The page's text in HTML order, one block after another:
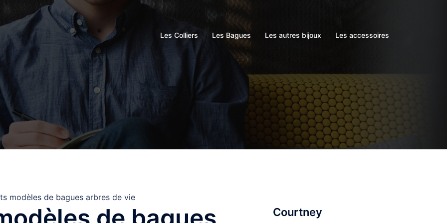
Les Colliers Les Bagues Les autres bijoux Les accessoires
modèles de bagues arbres de vie
Courtney